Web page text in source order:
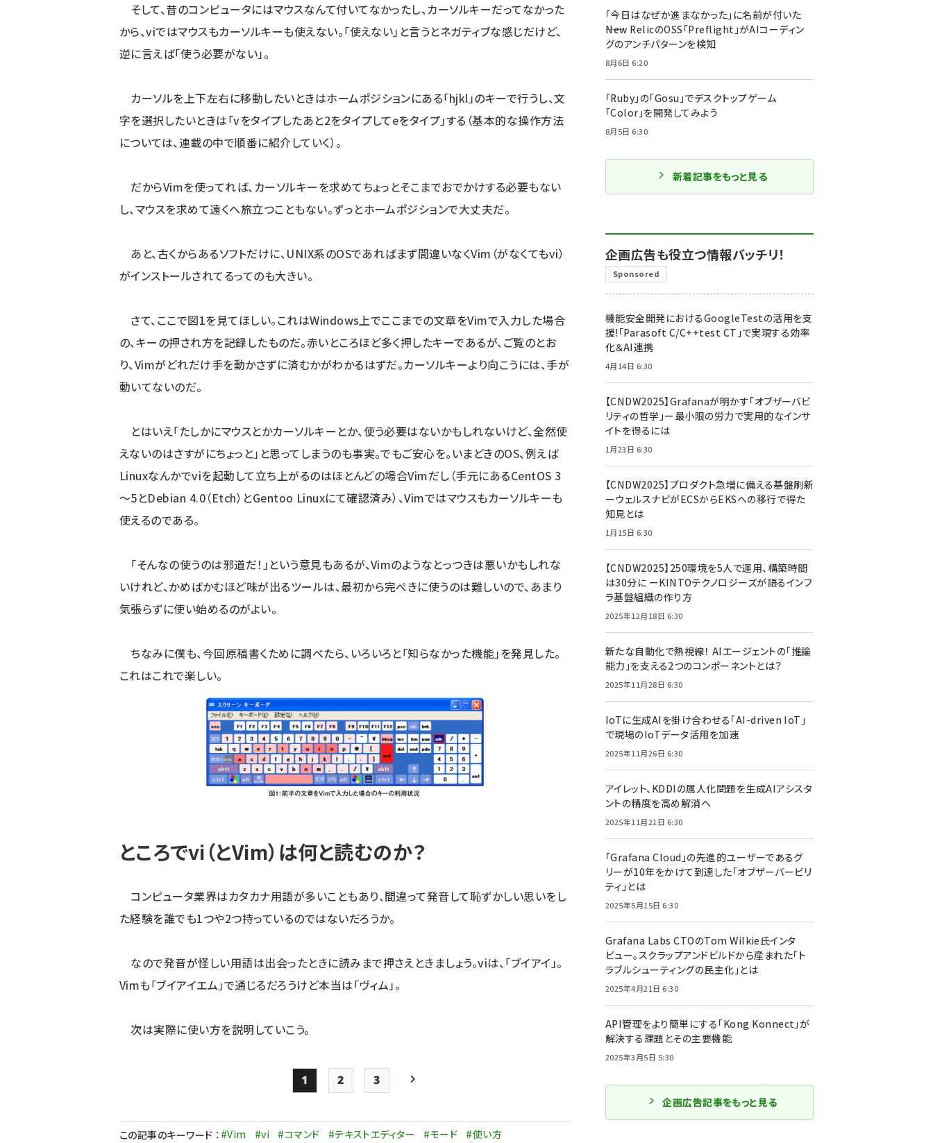
そして、昔のコンピュータにはマウスなんて付いてなかったし、カーソルキーだってなかった
から、viではマウスもカーソルキーも使えない。「使えない」と言うとネガティブな感じだけど、
逆に言えば「使う必要がない」。
カーソルを上下左右に移動したいときはホームポジションにある「hjkl」のキーで行うし、文
字を選択したいときは「vをタイプしたあと2をタイプしてeをタイプ」する（基本的な操作方法
については、連載の中で順番に紹介していく）。
だからVimを使ってれば、カーソルキーを求めてちょっとそこまでおでかけする必要もない
し、マウスを求めて遠くへ旅立つこともない。ずっとホームポジションで大丈夫だ。
あと、古くからあるソフトだけに、UNIX系のOSであればまず間違いなくVim（がなくてもvi）
がインストールされてるってのも大きい。
さて、ここで図1を見てほしい。これはWindows上でここまでの文章をVimで入力した場合
の、キーの押され方を記録したものだ。赤いところほど多く押したキーであるが、ご覧のとお
り、Vimがどれだけ手を動かさずに済むかがわかるはずだ。カーソルキーより向こうには、手が
動いてないのだ。
とはいえ「たしかにマウスとかカーソルキーとか、使う必要はないかもしれないけど、全然使
えないのはさすがにちょっと」と思ってしまうのも事実。でもご安心を。いまどきのOS、例えば
Linuxなんかでviを起動して立ち上がるのはほとんどの場合Vimだし（手元にあるCentOS 3
～5とDebian 4.0（Etch）とGentoo Linuxにて確認済み）、Vimではマウスもカーソルキーも
使えるのである。
「そんなの使うのは邪道だ！」という意見もあるが、Vimのようなとっつきは悪いかもしれな
いけれど、かめばかむほど味が出るツールは、最初から完ぺきに使うのは難しいので、あまり
気張らずに使い始めるのがよい。
ちなみに僕も、今回原稿書くために調べたら、いろいろと「知らなかった機能」を発見した。
これはこれで楽しい。
ところでvi（とVim）は何と読むのか？
コンピュータ業界はカタカナ用語が多いこともあり、間違って発音して恥ずかしい思いをし
た経験を誰でも1つや2つ持っているのではないだろうか。
なので発音が怪しい用語は出会ったときに読みまで押さえときましょう。viは、「ブイアイ」。
Vimも「ブイアイエム」で通じるだろうけど本当は「ヴィム」。
次は実際に使い方を説明していこう。
ペー
ジ
Page
1
Page
2
Page
3
この記事のキーワード ： #Vim #vi #コマンド #テキストエディター #モード #使い方
「今日はなぜか進まなかった」に名前が付いた
――New RelicのOSS「Preflight」がAIコーディン
グのアンチパターンを検知
8月6日 6:20
「Ruby」の「Gosu」でデスクトップゲーム
「Color」を開発してみよう
8月5日 6:30
新着記事をもっと見る
企画広告も役立つ情報バッチリ！
Sponsored
機能安全開発におけるGoogleTestの活用を支
援!「Parasoft C/C++test CT」で実現する効率
化＆AI連携
4月14日 6:30
【CNDW2025】Grafanaが明かす「オブザーバビ
リティの哲学」ー最小限の労力で実用的なインサ
イトを得るには
1月23日 6:30
【CNDW2025】プロダクト急増に備える基盤刷新
ーウェルスナビがECSからEKSへの移行で得た
知見とは
1月15日 6:30
【CNDW2025】250環境を5人で運用、構築時間
は30分に ーKINTOテクノロジーズが語るインフ
ラ基盤組織の作り方
2025年12月18日 6:30
新たな自動化で熱視線！ AIエージェントの「推論
能力」を支える2つのコンポーネントとは？
2025年11月28日 6:30
IoTに生成AIを掛け合わせる「AI-driven IoT」
で現場のIoTデータ活用を加速
2025年11月26日 6:30
アイレット、KDDIの属人化問題を生成AIアシスタ
ントの精度を高め解消へ
2025年11月21日 6:30
「Grafana Cloud」の先進的ユーザーであるグ
リーが10年をかけて到達した「オブザーバービリ
ティ」とは
2025年5月15日 6:30
Grafana Labs CTOのTom Wilkie氏インタ
ビュー。スクラップアンドビルドから産まれた「ト
ラブルシューティングの民主化」とは
2025年4月21日 6:30
API管理をより簡単にする「Kong Konnect」が
解決する課題とその主要機能
2025年3月5日 5:30
企画広告記事をもっと見る